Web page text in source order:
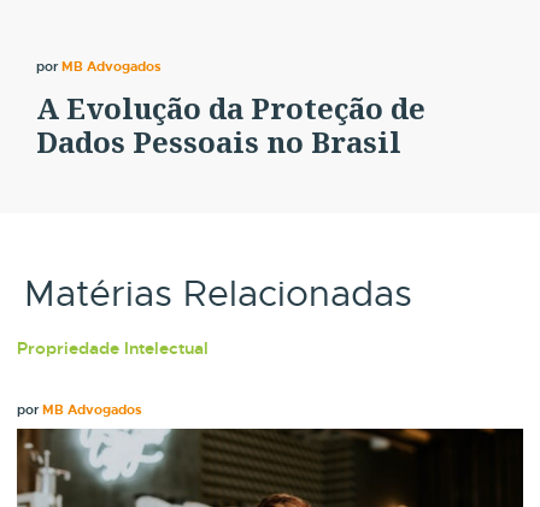
porMB Advogados
A Evolução da Proteção de
Dados Pessoais no Brasil
Matérias Relacionadas
Propriedade Intelectual
porMB Advogados